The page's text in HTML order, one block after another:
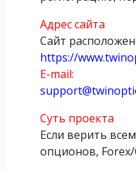
Адрес сайта
Сайт
https://
E-mail:
Суть проекта
Если верить
опционов,